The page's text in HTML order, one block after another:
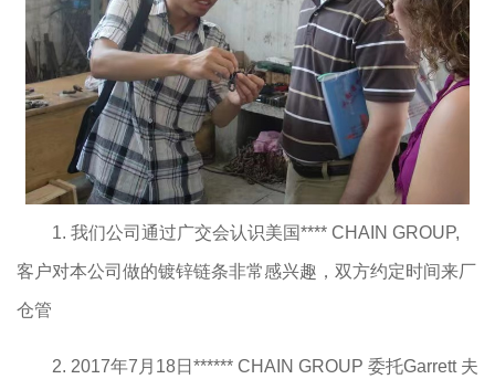
1. 我们公司通过广交会认识美国**** CHAIN GROUP,
客户对本公司做的镀锌链条非常感兴趣，双方约定时间来厂
仓管
2. 2017年7月18日****** CHAIN GROUP 委托Garrett 夫